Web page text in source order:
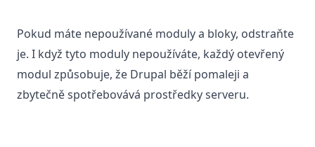
Pokud máte nepoužívané moduly a bloky, odstraňte
je. I když tyto moduly nepoužíváte, každý otevřený
modul způsobuje, že Drupal běží pomaleji a
zbytečně spotřebovává prostředky serveru.